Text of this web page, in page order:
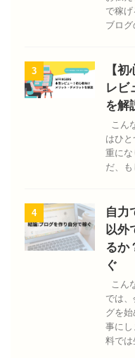
で稼
ブログ
3
【
レビ
を解
こん
はひ
重に
だ、
4
自力
以外
るか
ぐ
こん
では
グを
事に
料では